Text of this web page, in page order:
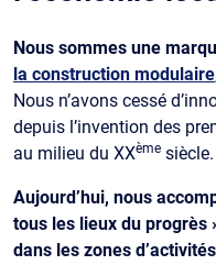
Nous sommes une
la construction modulaire
Nous n’avons cessé
depuis l’invention des
au milieu du XXème siècle.
Aujourd’hui, nous
tous les lieux du progrès
dans les zones d’activités